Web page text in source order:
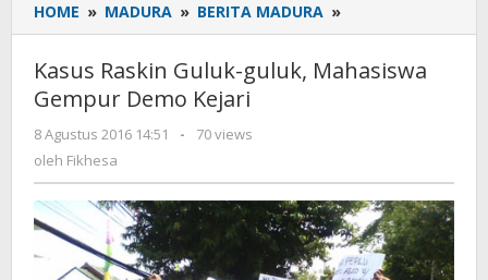
HOME » MADURA » BERITA MADURA »
Raskin
Guluk-
guluk,
Kasus Raskin Guluk-guluk, Mahasiswa
Gempur Demo Kejari
8 Agustus 2016 14:51
oleh
-
70 views
oleh Fikhesa